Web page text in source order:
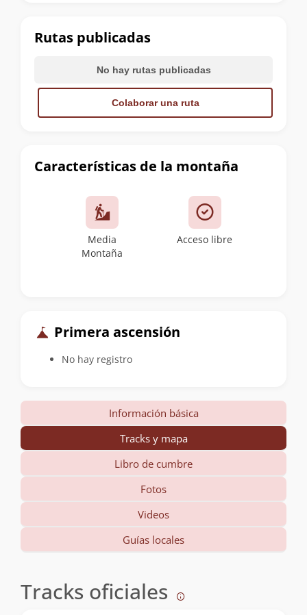
cumbre
Características de la montaña
Media
Montaña
Acceso libre
Primera ascensión
No hay registro
Rutas publicadas
No hay rutas publicadas
Colaborar una ruta
Información básica
Tracks y mapa
Libro de cumbre
Fotos
Videos
Guías locales
Tracks oficiales